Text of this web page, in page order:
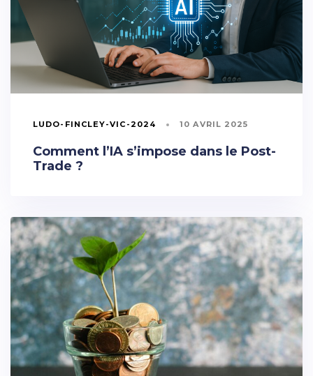
LUDO-FINCLEY-VIC-2024 10 AVRIL 2025
Comment l’IA s’impose dans le Post-
Trade ?